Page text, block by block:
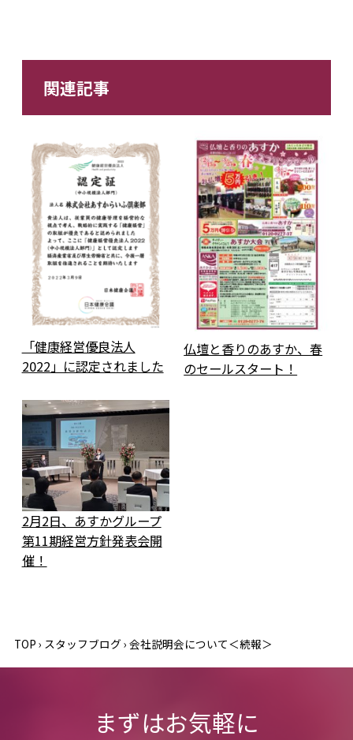
関連記事
「健康経営優良法人
2022」に認定されました
仏壇と香りのあすか、春
のセールスタート！
2月2日、あすかグループ
第11期経営方針発表会開
催！
TOP › スタッフブログ › 会社説明会について＜続報＞
まずはお気軽に